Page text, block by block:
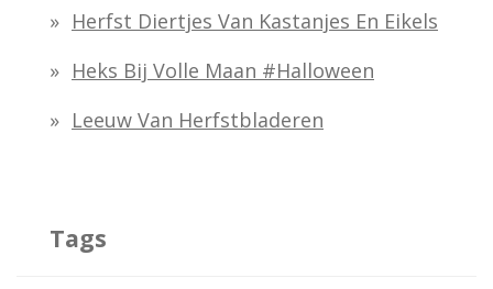
a
r
:
Herfst Diertjes Van Kastanjes En Eikels
Heks Bij Volle Maan #halloween
Leeuw Van Herfstbladeren
Tags